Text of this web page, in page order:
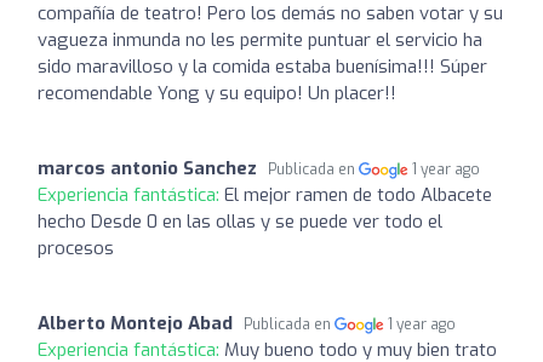
compañía de teatro! Pero los demás no saben votar y su
vagueza inmunda no les permite puntuar el servicio ha
sido maravilloso y la comida estaba buenísima!!! Súper
recomendable Yong y su equipo! Un placer!!
marcos antonio Sanchez Publicada en 1 year ago
Experiencia fantástica: El mejor ramen de todo Albacete
hecho Desde 0 en las ollas y se puede ver todo el
procesos
Alberto Montejo Abad Publicada en 1 year ago
Experiencia fantástica: Muy bueno todo y muy bien trato